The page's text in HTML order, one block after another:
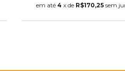
em até 4 x de R$170,25 sem